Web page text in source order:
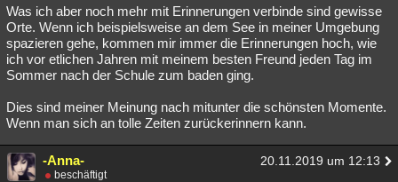
Musik Clash Verbesserungen Allmystery English
Übersichten
Besucht Teilgenommen Alle Neue
Lesenswert Schlüsselwörter
Was ich aber noch mehr mit Erinnerungen verbinde sind gewisse
Orte. Wenn ich beispielsweise an dem See in meiner Umgebung
spazieren gehe, kommen mir immer die Erinnerungen hoch, wie
ich vor etlichen Jahren mit meinem besten Freund jeden Tag im
Sommer nach der Schule zum baden ging.
Dies sind meiner Meinung nach mitunter die schönsten Momente.
Wenn man sich an tolle Zeiten zurückerinnern kann.
-Anna- 20.11.2019 um 12:13
beschäftigt